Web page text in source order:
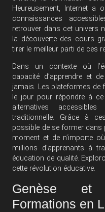
Heureusement, Internet
connaissances
retrouver dans cet univers
la découverte des cours
tirer le meilleur parti de ces
Dans un contexte où
capacité d’apprendre et
jamais. Les plateformes de
le jour pour répondre à
alternatives
traditionnelle. Grâce à
possible de se former
moment et de n’importe
millions d’apprenants à
éducation de qualité.
cette révolution éducative.
Genèse et
Formations en